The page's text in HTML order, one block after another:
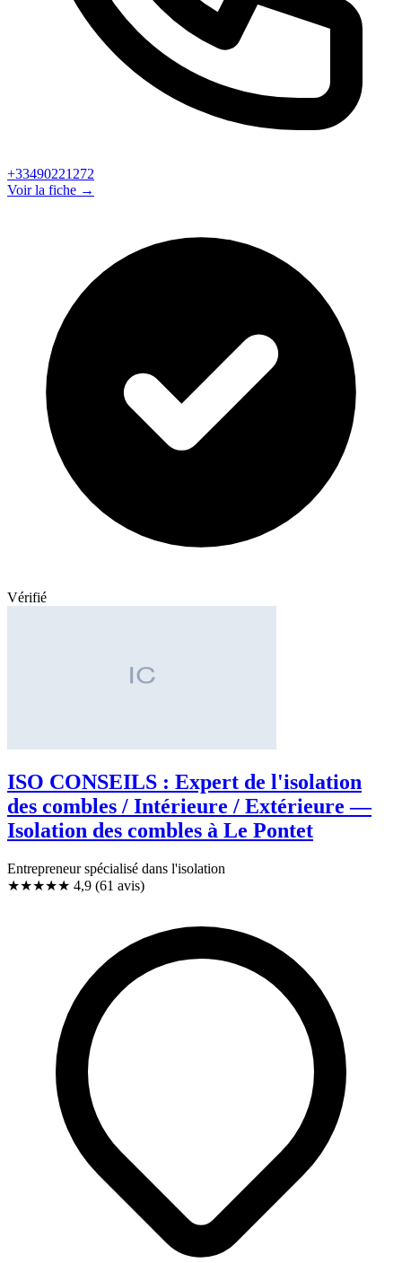
+33490221272
Voir la fiche →
Vérifié
ISO CONSEILS : Expert de l'isolation
des combles / Intérieure / Extérieure —
Isolation des combles à Le Pontet
Entrepreneur spécialisé dans l'isolation
★★★★★ 4,9 (61 avis)